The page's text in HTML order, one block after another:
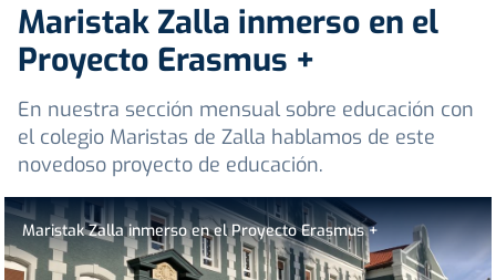
Maristak Zalla inmerso en el
Proyecto Erasmus +
En nuestra sección mensual sobre educación con
el colegio Maristas de Zalla hablamos de este
novedoso proyecto de educación.
Maristak Zalla inmerso en el Proyecto Erasmus +